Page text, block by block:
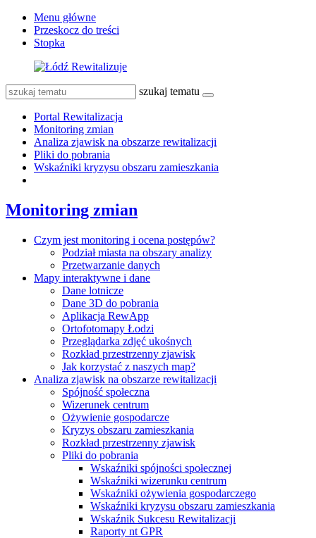
Menu główne
Przeskocz do treści
Stopka
szukaj tematu
Portal Rewitalizacja
Monitoring zmian
Analiza zjawisk na obszarze rewitalizacji
Pliki do pobrania
Wskaźniki kryzysu obszaru zamieszkania
Monitoring zmian
Czym jest monitoring i ocena postępów?
Podział miasta na obszary analizy
Przetwarzanie danych
Mapy interaktywne i dane
Dane lotnicze
Dane 3D do pobrania
Aplikacja RewApp
Ortofotomapy Łodzi
Przeglądarka zdjęć ukośnych
Rozkład przestrzenny zjawisk
Jak korzystać z naszych map?
Analiza zjawisk na obszarze rewitalizacji
Spójność społeczna
Wizerunek centrum
Ożywienie gospodarcze
Kryzys obszaru zamieszkania
Rozkład przestrzenny zjawisk
Pliki do pobrania
Wskaźniki spójności społecznej
Wskaźniki wizerunku centrum
Wskaźniki ożywienia gospodarczego
Wskaźniki kryzysu obszaru zamieszkania
Wskaźnik Sukcesu Rewitalizacji
Raporty nt GPR